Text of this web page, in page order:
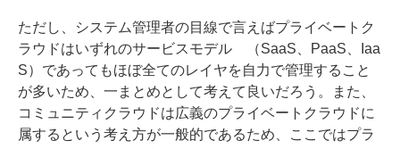
ただし、システム管理者の目線で言えばプライベートク
ラウドはいずれのサービスモデル （SaaS、PaaS、Iaa
S）であってもほぼ全てのレイヤを自力で管理すること
が多いため、一まとめとして考えて良いだろう。また、
コミュニティクラウドは広義のプライベートクラウドに
属するという考え方が一般的であるため、ここではプラ